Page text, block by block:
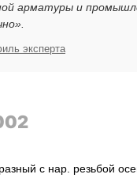
арматуры и
эксперта
с нар. резьбой